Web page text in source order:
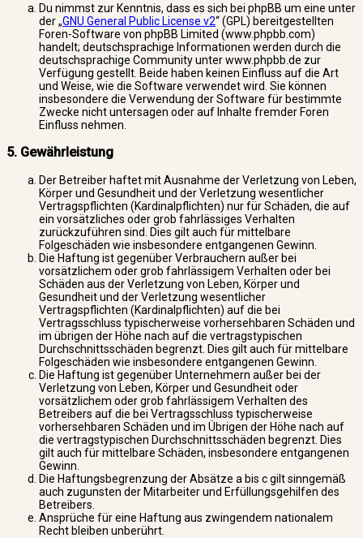
Du nimmst zur Kenntnis, dass es sich bei phpBB um eine unter
der „GNU General Public License v2“ (GPL) bereitgestellten
Foren-Software von phpBB Limited (www.phpbb.com)
handelt; deutschsprachige Informationen werden durch die
deutschsprachige Community unter www.phpbb.de zur
Verfügung gestellt. Beide haben keinen Einfluss auf die Art
und Weise, wie die Software verwendet wird. Sie können
insbesondere die Verwendung der Software für bestimmte
Zwecke nicht untersagen oder auf Inhalte fremder Foren
Einfluss nehmen.
5. Gewährleistung
Der Betreiber haftet mit Ausnahme der Verletzung von Leben,
Körper und Gesundheit und der Verletzung wesentlicher
Vertragspflichten (Kardinalpflichten) nur für Schäden, die auf
ein vorsätzliches oder grob fahrlässiges Verhalten
zurückzuführen sind. Dies gilt auch für mittelbare
Folgeschäden wie insbesondere entgangenen Gewinn.
Die Haftung ist gegenüber Verbrauchern außer bei
vorsätzlichem oder grob fahrlässigem Verhalten oder bei
Schäden aus der Verletzung von Leben, Körper und
Gesundheit und der Verletzung wesentlicher
Vertragspflichten (Kardinalpflichten) auf die bei
Vertragsschluss typischerweise vorhersehbaren Schäden und
im übrigen der Höhe nach auf die vertragstypischen
Durchschnittsschäden begrenzt. Dies gilt auch für mittelbare
Folgeschäden wie insbesondere entgangenen Gewinn.
Die Haftung ist gegenüber Unternehmern außer bei der
Verletzung von Leben, Körper und Gesundheit oder
vorsätzlichem oder grob fahrlässigem Verhalten des
Betreibers auf die bei Vertragsschluss typischerweise
vorhersehbaren Schäden und im Übrigen der Höhe nach auf
die vertragstypischen Durchschnittsschäden begrenzt. Dies
gilt auch für mittelbare Schäden, insbesondere entgangenen
Gewinn.
Die Haftungsbegrenzung der Absätze a bis c gilt sinngemäß
auch zugunsten der Mitarbeiter und Erfüllungsgehilfen des
Betreibers.
Ansprüche für eine Haftung aus zwingendem nationalem
Recht bleiben unberührt.